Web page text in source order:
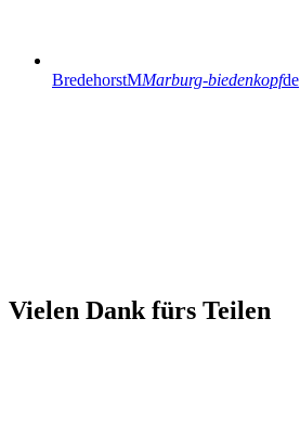
BredehorstMMarburg-biedenkopfde
Vielen Dank fürs Teilen